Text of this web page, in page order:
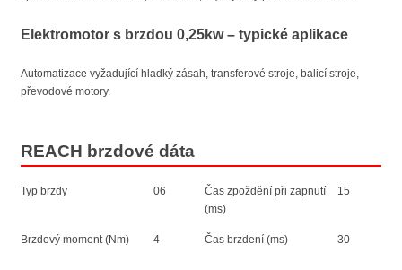
Elektromotor s brzdou 0,25kw – typické aplikace
Automatizace vyžadující hladký zásah, transferové stroje, balicí stroje,
převodové motory.
REACH brzdové dáta
Typ brzdy 06
Brzdový moment (Nm) 4
Čas zpoždění při zapnutí
(ms)
15
Čas brzdení (ms) 30